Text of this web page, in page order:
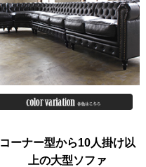
コーナー型から10人掛け以
上の大型ソファ